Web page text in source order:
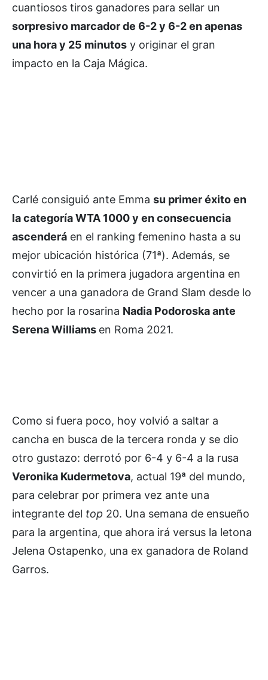
cuantiosos tiros ganadores para sellar un
sorpresivo marcador de 6-2 y 6-2 en apenas
una hora y 25 minutos y originar el gran
impacto en la Caja Mágica.
Carlé consiguió ante Emma su primer éxito en
la categoría WTA 1000 y en consecuencia
ascenderá en el ranking femenino hasta a su
mejor ubicación histórica (71ª). Además, se
convirtió en la primera jugadora argentina en
vencer a una ganadora de Grand Slam desde lo
hecho por la rosarina Nadia Podoroska ante
Serena Williams en Roma 2021.
Como si fuera poco, hoy volvió a saltar a
cancha en busca de la tercera ronda y se dio
otro gustazo: derrotó por 6-4 y 6-4 a la rusa
Veronika Kudermetova, actual 19ª del mundo,
para celebrar por primera vez ante una
integrante del top 20. Una semana de ensueño
para la argentina, que ahora irá versus la letona
Jelena Ostapenko, una ex ganadora de Roland
Garros.